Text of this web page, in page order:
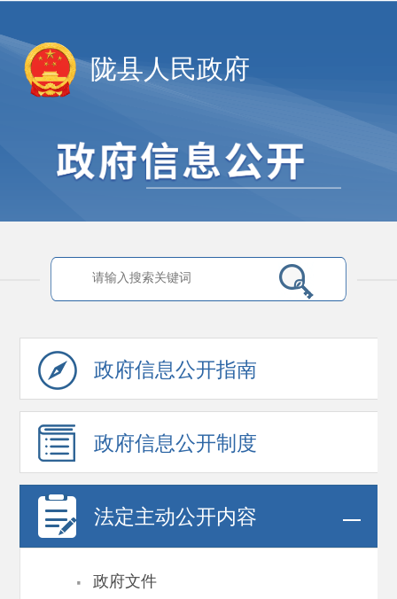
陇县人民政府
政府信息公开指南
政府信息公开制度
法定主动公开内容
· 政府文件